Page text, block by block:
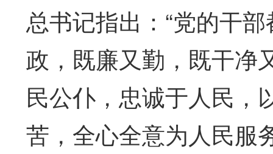
总书记指出：“党的干
政，既廉又勤，既干净
民公仆，忠诚于人民，
苦，全心全意为人民服